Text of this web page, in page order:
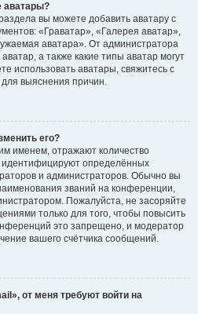
аватары?
вы можете добавить аватару с
«Граватар», «Галерея аватар»,
аватара». От администратора
а также какие типы аватар могут
использовать аватары, свяжитесь с
выяснения причин.
его?
именем, отражают количество
определённых
и администраторов. Обычно вы
званий на конференции,
Пожалуйста, не засоряйте
только для того, чтобы повысить
это запрещено, и модератор
вашего счётчика сообщений.
от меня требуют войти на